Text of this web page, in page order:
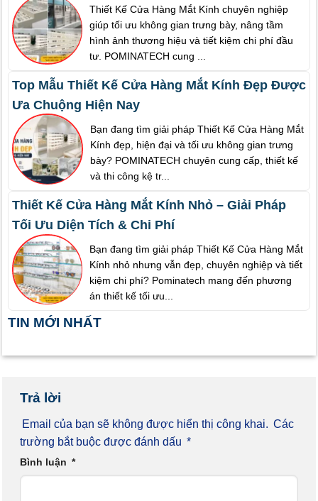
Thiết Kế Cửa Hàng Mắt Kính chuyên nghiệp
giúp tối ưu không gian trưng bày, nâng tầm
hình ảnh thương hiệu và tiết kiệm chi phí đầu
tư. POMINATECH cung ...
Top Mẫu Thiết Kế Cửa Hàng Mắt Kính Đẹp Được
Ưa Chuộng Hiện Nay
Bạn đang tìm giải pháp Thiết Kế Cửa Hàng Mắt
Kính đẹp, hiện đại và tối ưu không gian trưng
bày? POMINATECH chuyên cung cấp, thiết kế
và thi công kệ tr...
Thiết Kế Cửa Hàng Mắt Kính Nhỏ – Giải Pháp
Tối Ưu Diện Tích & Chi Phí
Bạn đang tìm giải pháp Thiết Kế Cửa Hàng Mắt
Kính nhỏ nhưng vẫn đẹp, chuyên nghiệp và tiết
kiệm chi phí? Pominatech mang đến phương
án thiết kế tối ưu...
TIN MỚI NHẤT
Trả lời
Email của bạn sẽ không được hiển thị công khai. Các
trường bắt buộc được đánh dấu *
Bình luận *